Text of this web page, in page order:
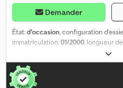
Demander
État:d'occasion, configuration
immatriculation:01/2000, longueur
, largeur de l’espace de
longueur totale:13 900 mm, largeur
totale:3 000 mm
385/65R22,5